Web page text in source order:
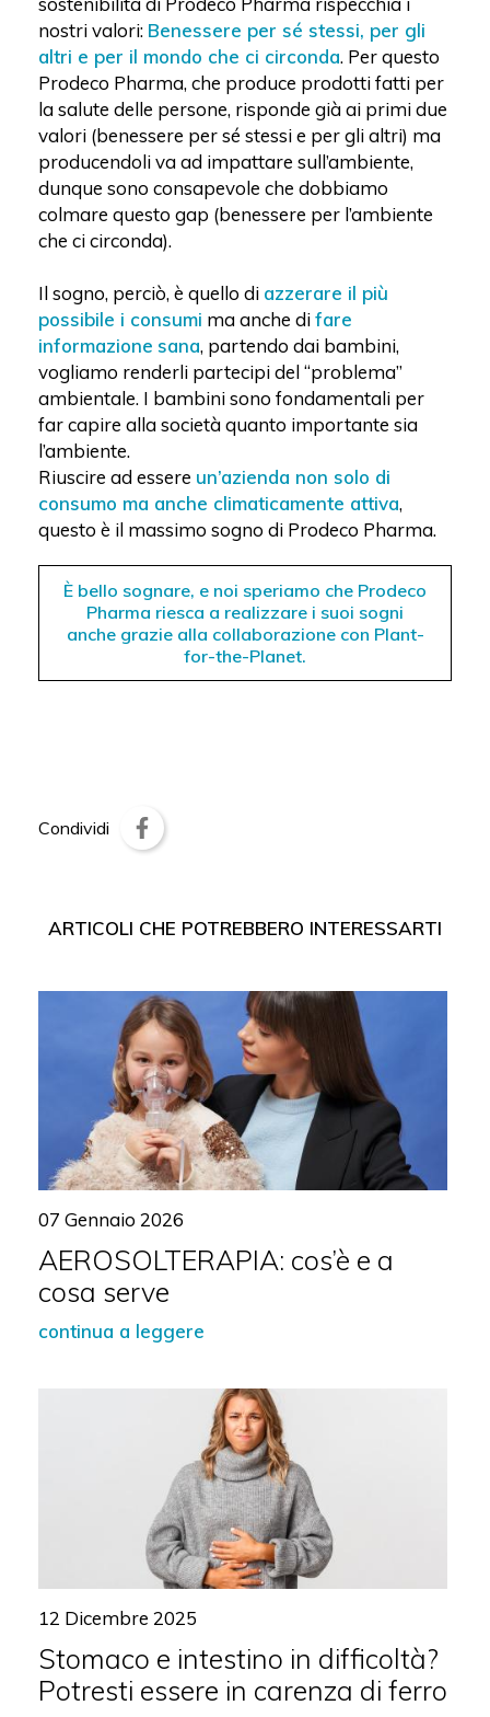
nostri valori: Benessere per sé stessi, per gli
altri e per il mondo che ci circonda. Per questo
Prodeco Pharma, che produce prodotti fatti per
la salute delle persone, risponde già ai primi due
valori (benessere per sé stessi e per gli altri) ma
producendoli va ad impattare sull’ambiente,
dunque sono consapevole che dobbiamo
colmare questo gap (benessere per l’ambiente
che ci circonda).
Il sogno, perciò, è quello di azzerare il più
possibile i consumi ma anche difare
informazione sana, partendo dai bambini,
vogliamo renderli partecipi del “problema”
ambientale. I bambini sono fondamentali per
far capire alla società quanto importante sia
l’ambiente.
Riuscire ad essere un’azienda non solo di
consumo ma anche climaticamente attiva,
questo è il massimo sogno di Prodeco Pharma.
È bello sognare, e noi speriamo che Prodeco
Pharma riesca a realizzare i suoi sogni
anche grazie alla collaborazione con Plant-
for-the-Planet.
Condividi
ARTICOLI CHE POTREBBERO INTERESSARTI
07 Gennaio 2026
AEROSOLTERAPIA: cos’è e a
cosa serve
continua a leggere
12 Dicembre 2025
Stomaco e intestino in difficoltà?
Potresti essere in carenza di ferro